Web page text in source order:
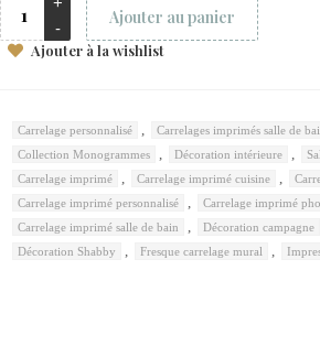
Ajouter au panier
Ajouter à la wishlist
Carrelage personnalisé Carrelages imprimés salle de
Collection Monogrammes Décoration intérieure
Carrelage imprimé
Carrelage imprimé cuisine
Carrelage imprimé personnalisé Carrelage imprimé
Carrelage imprimé salle de bain Décoration campagne
Décoration Shabby Fresque carrelage mural